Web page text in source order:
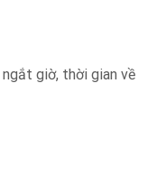
giờ, thời gian về